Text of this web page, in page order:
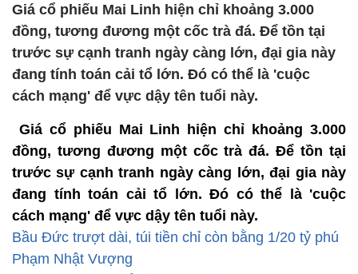
Giá cổ phiếu Mai Linh hiện chỉ khoảng 3.000
đồng, tương đương một cốc trà đá. Để tồn tại
trước sự cạnh tranh ngày càng lớn, đại gia này
đang tính toán cải tổ lớn. Đó có thể là 'cuộc
cách mạng' để vực dậy tên tuổi này.
Giá cổ phiếu Mai Linh hiện chỉ khoảng 3.000
đồng, tương đương một cốc trà đá. Để tồn tại
trước sự cạnh tranh ngày càng lớn, đại gia này
đang tính toán cải tổ lớn. Đó có thể là 'cuộc
cách mạng' để vực dậy tên tuổi này.
Bầu Đức trượt dài, túi tiền chỉ còn bằng 1/20 tỷ phú
Phạm Nhật Vượng